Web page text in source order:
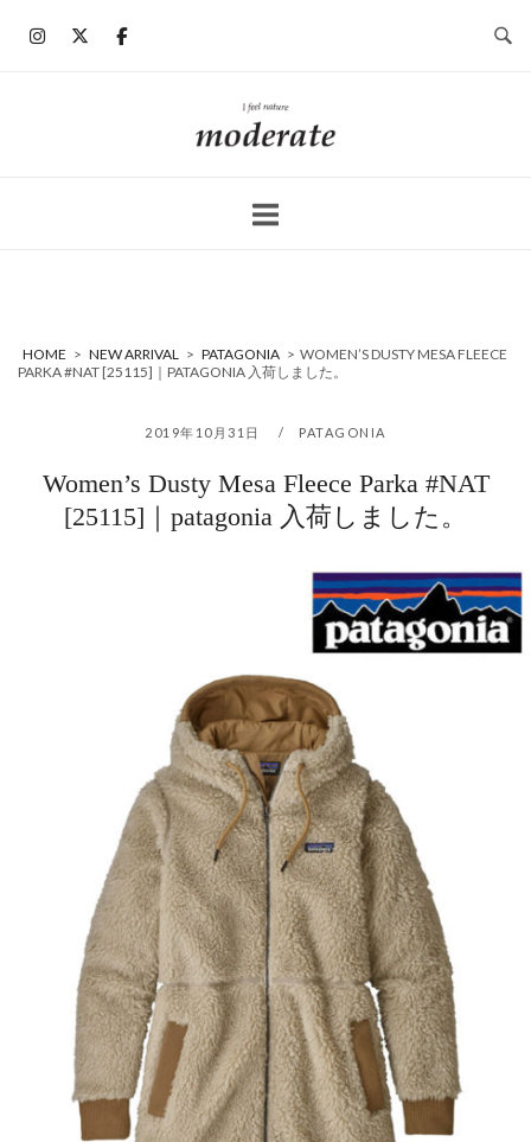
ホ
ー
HOME > NEW ARRIVAL > PATAGONIA > WOMEN’S DUSTY MESA FLEECE
PARKA #NAT [25115]｜PATAGONIA 入荷しました。
2019年10月31日 PATAGONIA
Women’s Dusty Mesa Fleece Parka #NAT
[25115]｜patagonia 入荷しました。